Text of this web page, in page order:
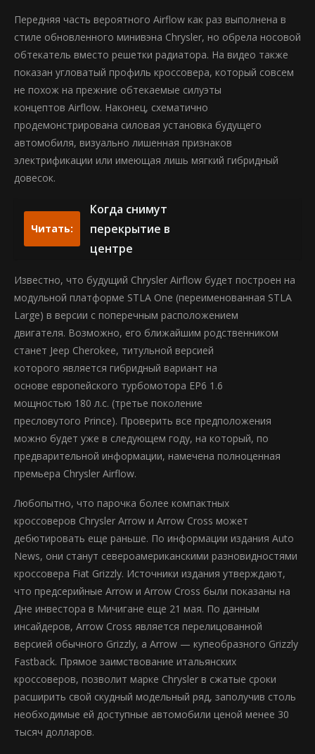
Передняя часть вероятного Airflow как раз выполнена в
стиле обновленного минивэна Chrysler, но обрела носовой
обтекатель вместо решетки радиатора. На видео также
показан угловатый профиль кроссовера, который совсем
не похож на прежние обтекаемые силуэты
концептов Airflow. Наконец, схематично
продемонстрирована силовая установка будущего
автомобиля, визуально лишенная признаков
электрификации или имеющая лишь мягкий гибридный
довесок.
Читать:
Когда снимут
перекрытие в
центре
Известно, что будущий Chrysler Airflow будет построен на
модульной платформе STLA One (переименованная STLA
Large) в версии с поперечным расположением
двигателя. Возможно, его ближайшим родственником
станет Jeep Cherokee, титульной версией
которого является гибридный вариант на
основе европейского турбомотора EP6 1.6
мощностью 180 л.с. (третье поколение
пресловутого Prince). Проверить все предположения
можно будет уже в следующем году, на который, по
предварительной информации, намечена полноценная
премьера Chrysler Airflow.
Любопытно, что парочка более компактных
кроссоверов Chrysler Arrow и Arrow Cross может
дебютировать еще раньше. По информации издания Auto
News, они станут североамериканскими разновидностями
кроссовера Fiat Grizzly. Источники издания утверждают,
что предсерийные Arrow и Arrow Cross были показаны на
Дне инвестора в Мичигане еще 21 мая. По данным
инсайдеров, Arrow Cross является перелицованной
версией обычного Grizzly, а Arrow — купеобразного Grizzly
Fastback. Прямое заимствование итальянских
кроссоверов, позволит марке Chrysler в сжатые сроки
расширить свой скудный модельный ряд, заполучив столь
необходимые ей доступные автомобили ценой менее 30
тысяч долларов.